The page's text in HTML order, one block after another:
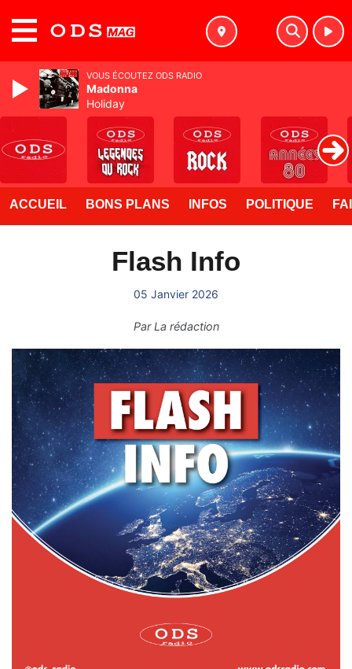
ACCUEIL BONS PLANS INFOS POLITIQUE
Flash Info
05 Janvier 2026
ParLa rédaction
VOUS ÉCOUTEZ ODS RADIO
Madonna
Holiday